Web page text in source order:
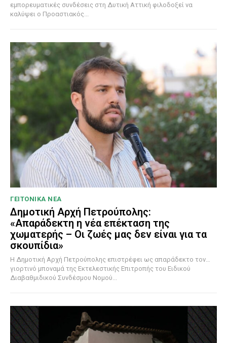
εμπορευματικές συνδέσεις στη Δυτική Αττική φιλοδοξεί να
καλύψει ο Προαστιακός...
ΓΕΙΤΟΝΙΚΑ ΝΕΑ
Δημοτική Αρχή Πετρούπολης:
«Απαράδεκτη η νέα επέκταση της
χωματερής – Οι ζωές μας δεν είναι για τα
σκουπίδια»
Η Δημοτική Αρχή Πετρούπολης επιστρέφει ως απαράδεκτο τον…
γιορτινό μποναμά της Εκτελεστικής Επιτροπής του Ειδικού
Διαβαθμιδικού Συνδέσμου Νομού...